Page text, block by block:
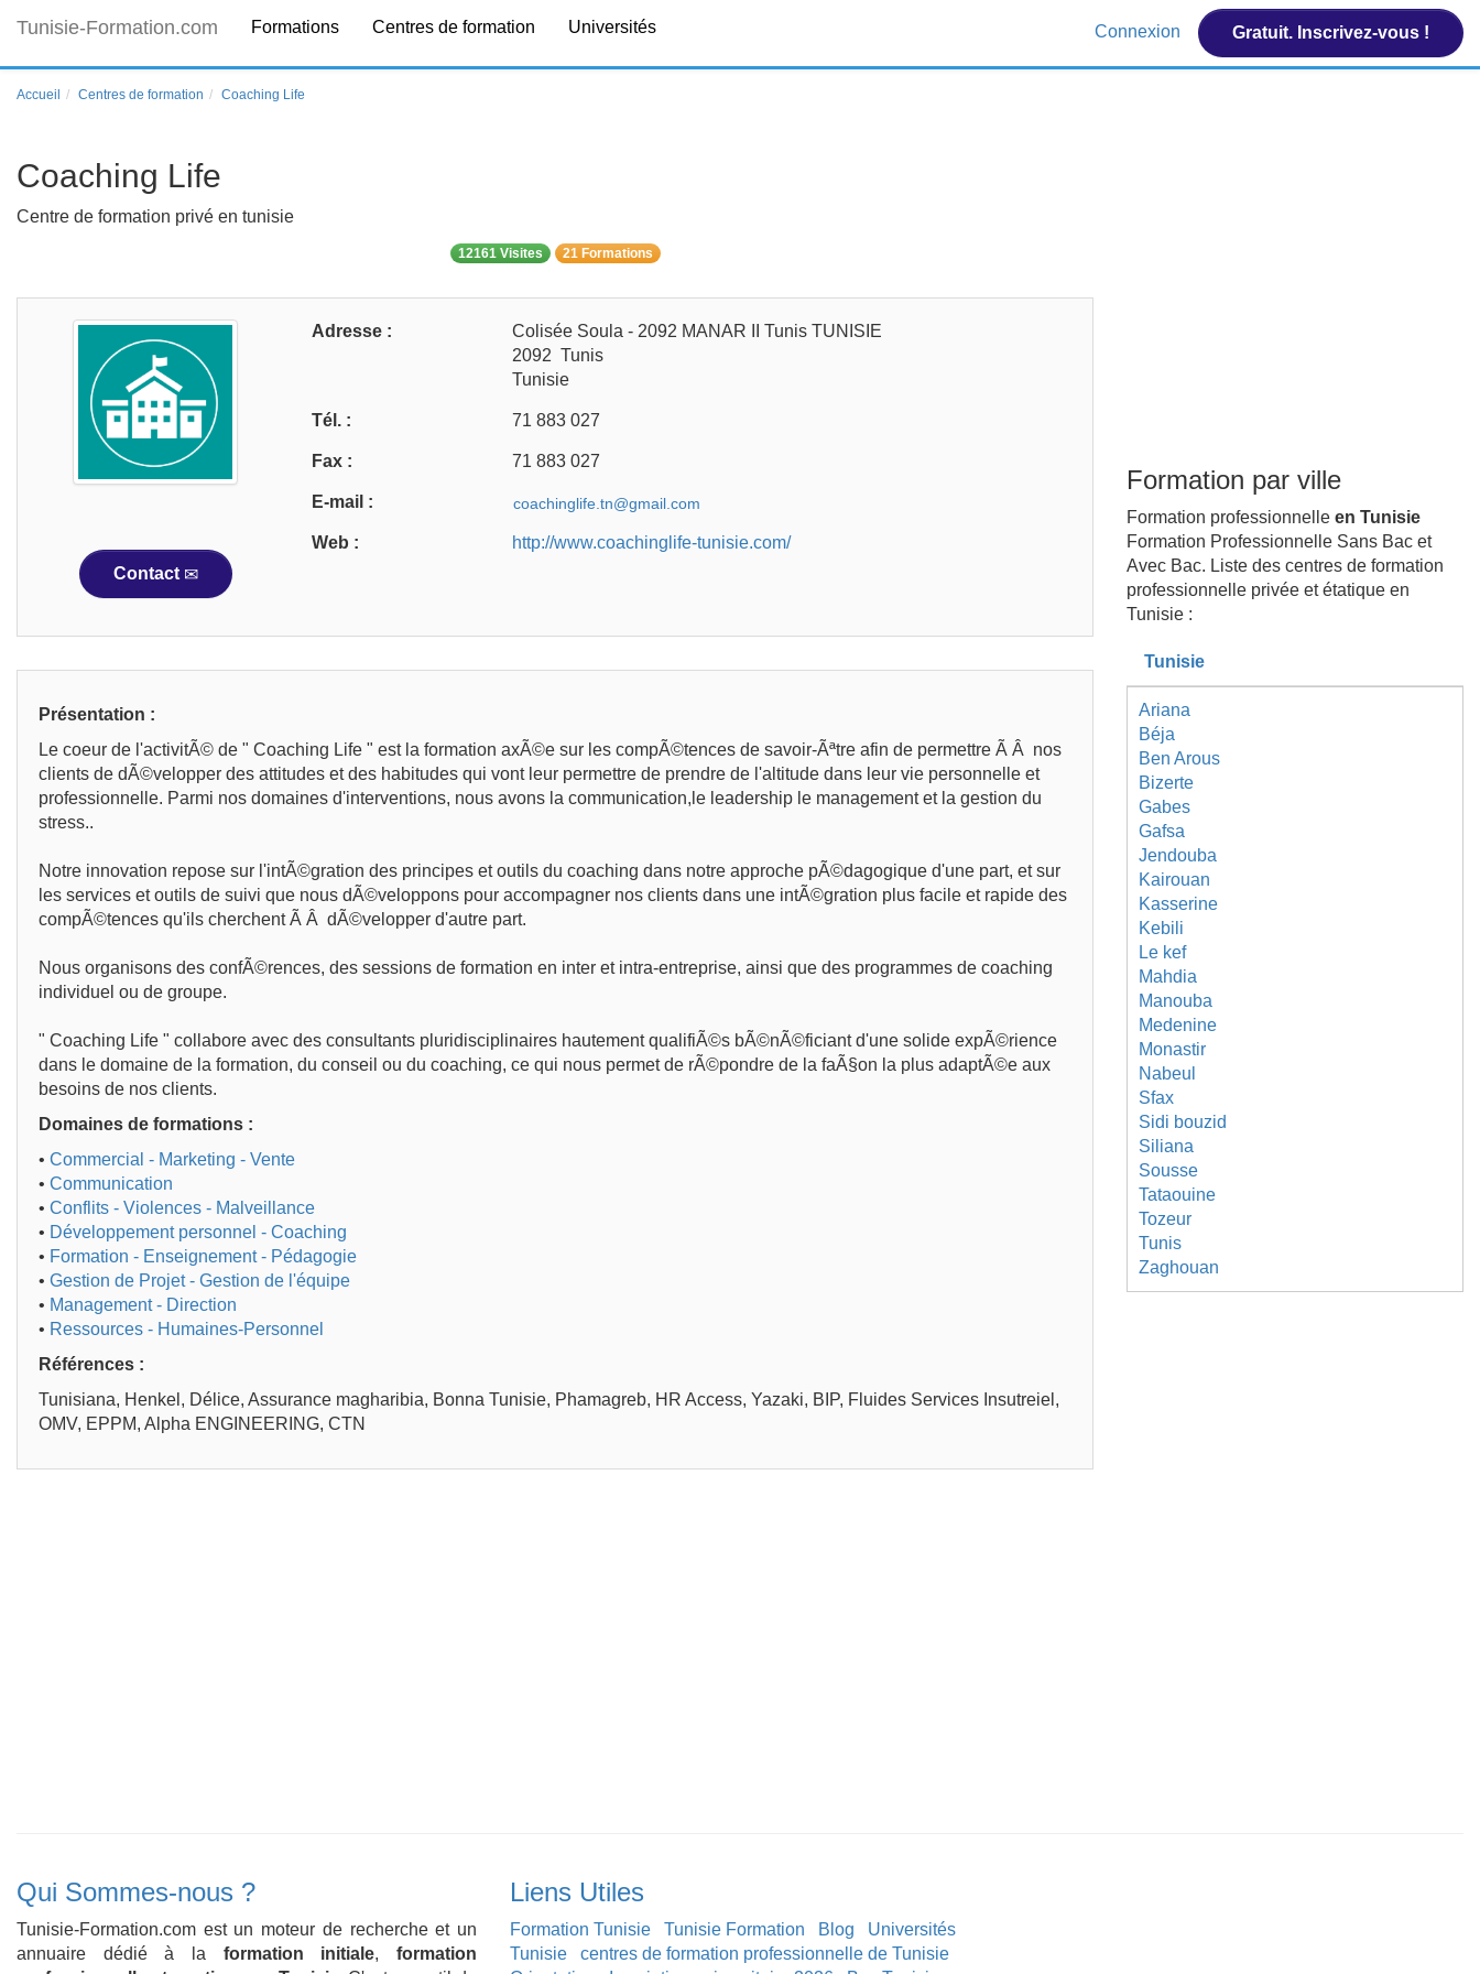
Tunisie-Formation.com Formations Centres de formation Universités Connexion Gratuit. Inscrivez-vous !
Accueil Centres de formation Coaching Life
Coaching Life
Centre de formation privé en tunisie
12161 Visites 21 Formations
Contact
Adresse :
Colisée Soula - 2092 MANAR II Tunis TUNISIE
2092 Tunis
Tunisie
Tél. : 71 883 027
Fax : 71 883 027
E-mail :
Web : http://www.coachinglife-tunisie.com/
Présentation :
Le coeur de l'activitÃ© de " Coaching Life " est la formation axÃ©e sur les compÃ©tences de savoir-Ãªtre afin de permettre Ã Â nos
clients de dÃ©velopper des attitudes et des habitudes qui vont leur permettre de prendre de l'altitude dans leur vie personnelle et
professionnelle. Parmi nos domaines d'interventions, nous avons la communication,le leadership le management et la gestion du
stress..
Notre innovation repose sur l'intÃ©gration des principes et outils du coaching dans notre approche pÃ©dagogique d'une part, et sur
les services et outils de suivi que nous dÃ©veloppons pour accompagner nos clients dans une intÃ©gration plus facile et rapide des
compÃ©tences qu'ils cherchent Ã Â dÃ©velopper d'autre part.
Nous organisons des confÃ©rences, des sessions de formation en inter et intra-entreprise, ainsi que des programmes de coaching
individuel ou de groupe.
" Coaching Life " collabore avec des consultants pluridisciplinaires hautement qualifiÃ©s bÃ©nÃ©ficiant d'une solide expÃ©rience
dans le domaine de la formation, du conseil ou du coaching, ce qui nous permet de rÃ©pondre de la faÃ§on la plus adaptÃ©e aux
besoins de nos clients.
Domaines de formations :
• Commercial - Marketing - Vente
• Communication
• Conflits - Violences - Malveillance
• Développement personnel - Coaching
• Formation - Enseignement - Pédagogie
• Gestion de Projet - Gestion de l'équipe
• Management - Direction
• Ressources - Humaines-Personnel
Références :
Tunisiana, Henkel, Délice, Assurance magharibia, Bonna Tunisie, Phamagreb, HR Access, Yazaki, BIP, Fluides Services Insutreiel,
OMV, EPPM, Alpha ENGINEERING, CTN
Formation par ville
Formation professionnelle en Tunisie
Formation Professionnelle Sans Bac et
Avec Bac. Liste des centres de formation
professionnelle privée et étatique en
Tunisie :
Tunisie
Ariana
Béja
Ben Arous
Bizerte
Gabes
Gafsa
Jendouba
Kairouan
Kasserine
Kebili
Le kef
Mahdia
Manouba
Medenine
Monastir
Nabeul
Sfax
Sidi bouzid
Siliana
Sousse
Tataouine
Tozeur
Tunis
Zaghouan
Qui Sommes-nous ?
Tunisie-Formation.com est un moteur de recherche et un
annuaire dédié à la formation initiale,formation
Liens Utiles
Formation Tunisie Tunisie Formation Blog
Universités
Tunisie
centres de formation professionnelle de Tunisie